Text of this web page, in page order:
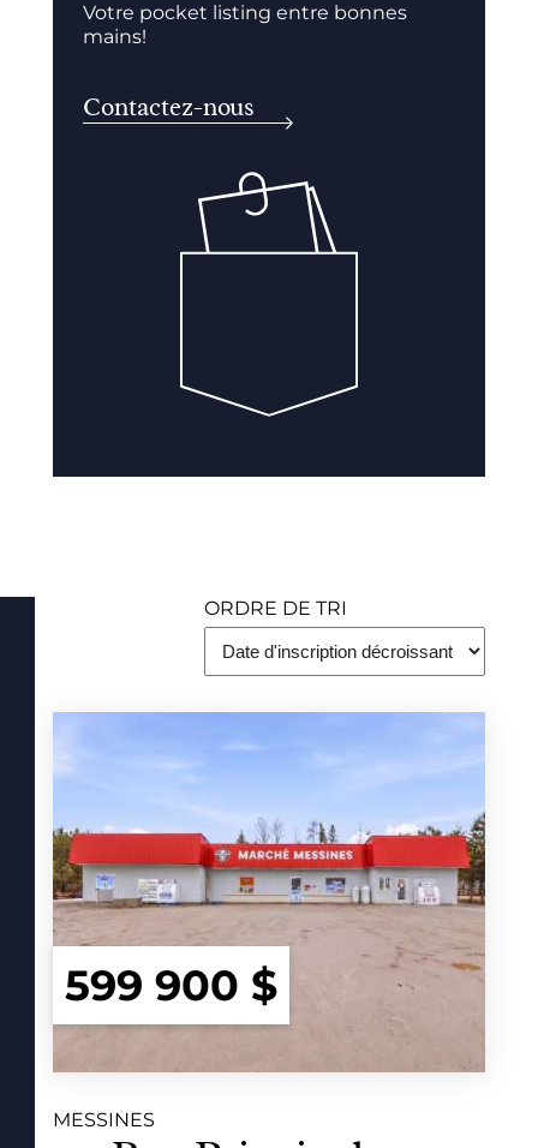
Votre pocket listing entre bonnes
mains!
Contactez-nous
ORDRE DE TRI
599 900 $
MESSINES